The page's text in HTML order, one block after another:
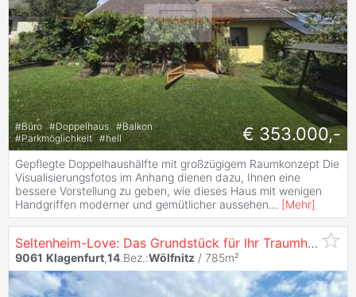
#Büro #Doppelhaus #Balkon
#Parkmöglichkeit #hell € 353.000,-
Gepflegte Doppelhaushälfte mit großzügigem Raumkonzept Die
Visualisierungsfotos im Anhang dienen dazu, Ihnen eine
bessere Vorstellung zu geben, wie dieses Haus mit wenigen
Handgriffen moderner und gemütlicher aussehen... [Mehr]
Seltenheim-Love: Das Grundstück für Ihr Traumhaus in
9061 Klagenfurt,14.Bez.:Wölfnitz / 785m²